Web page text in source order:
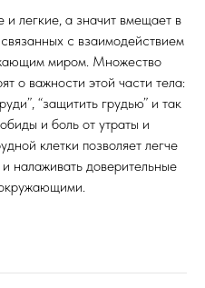
и легкие, а значит вмещает в
с взаимодействием
миром. Множество
о важности этой части тела:
“защитить грудью” и так
и боль от утраты и
клетки позволяет легче
налаживать доверительные